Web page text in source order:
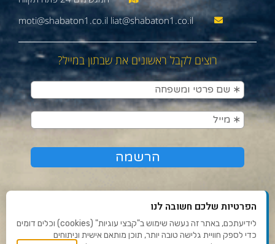
moti@shabaton1.co.il liat@shabaton1.co.il
רוצים לקבל ראשונים את שבתון במייל?
תנאי שימוש ומדיניות פרטיות
הפרטיות שלכם חשובה לנו
לידיעתכם, באתר זה נעשה שימוש ב"קבצי עוגיות" (cookies) וכלים דומים
כדי לספק חוויית גלישה טובה יותר, תוכן מותאם אישית וניתוחים